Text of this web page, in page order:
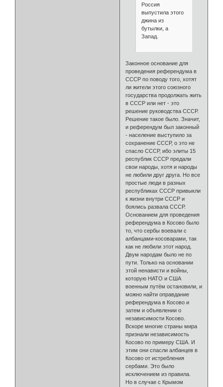
Россия
выпустила этого
джина из
бутылки, а
Запад.
Законное основание для
проведения референдума в
СССР по поводу того, хотят
ли жители этого союзного
государства продолжать жить
в СССР или нет - это
решение руководства СССР.
Решение такое было. Значит,
и референдум был законный
- население выступило за
сохранение СССР, о это не
спасло СССР, ибо элиты 15
республик СССР предали
свои народы, хотя и народы
не любили друг друга. Но все
простые люди в разных
республиках СССР привыкли
к жизни внутри СССР и
боялись развала СССР.
Основанием для проведения
референдума в Косово было
то, что сербы воевали с
албанцами-косоварами, так
как не любили этот народ.
Двум народам было не по
пути. Только на основании
этой ненависти и войны,
которую НАТО и США
военным путём остановили, и
можно найти оправдание
референдума в Косово и
затем и объявлении о
независимости Косово.
Вскоре многие страны мира
признали независимость
Косово по примеру США. И
этим они спасли албанцев в
Косово от истребления
сербами. Это было
исключением из правила.
Но в случае с Крымом